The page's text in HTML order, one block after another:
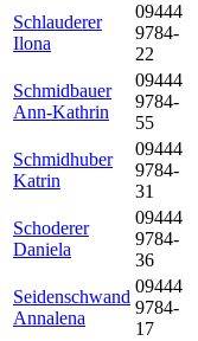
Schlauderer
Ilona
09444
9784-
22
Schmidbauer
Ann-Kathrin
09444
9784-
55
Schmidhuber
Katrin
09444
9784-
31
Schoderer
Daniela
09444
9784-
36
Seidenschwand
Annalena
09444
9784-
17